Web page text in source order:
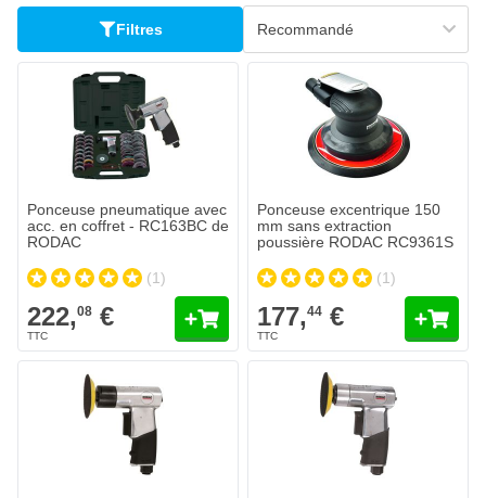
Filtres
Ponceuse pneumatique avec
acc. en coffret - RC163BC de
RODAC
(1)
222,08 €
Ponceuse excentrique 150
mm sans extraction
poussière RODAC RC9361S
(1)
177,44 €